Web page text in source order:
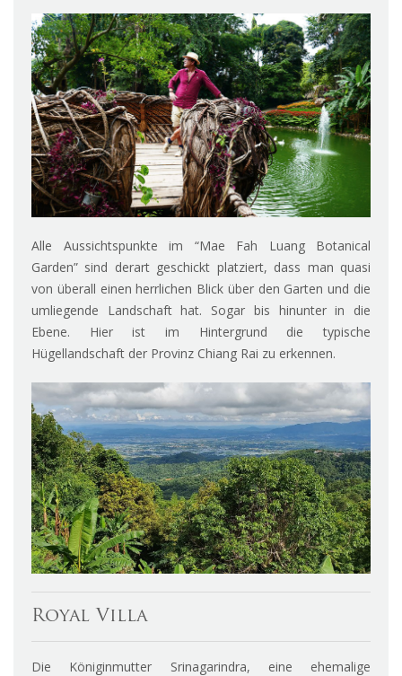
Alle Aussichtspunkte im “Mae Fah Luang Botanical
Garden” sind derart geschickt platziert, dass man quasi
von überall einen herrlichen Blick über den Garten und die
umliegende Landschaft hat. Sogar bis hinunter in die
Ebene. Hier ist im Hintergrund die typische
Hügellandschaft der Provinz Chiang Rai zu erkennen.
Royal Villa
Die Königinmutter Srinagarindra, eine ehemalige